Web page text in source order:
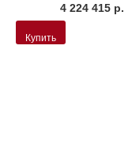
4 224 415 р.
Купить